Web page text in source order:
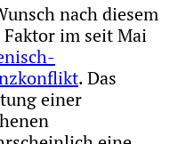
nach diesem
im seit Mai
. Das
einer